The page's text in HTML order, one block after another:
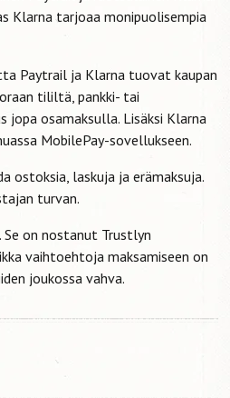
Klarna tarjoaa monipuolisempia
Paytrail ja Klarna tuovat kaupan
tililtä, pankki- tai
osamaksulla. Lisäksi Klarna
MobilePay-sovellukseen.
ostoksia, laskuja ja erämaksuja.
turvan.
Se on nostanut Trustlyn
vaihtoehtoja maksamiseen on
joukossa vahva.